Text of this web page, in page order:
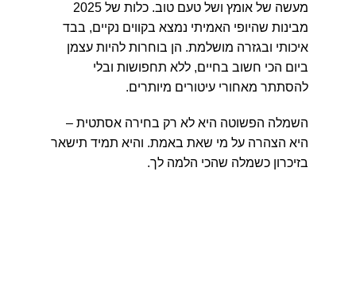
מעשה של אומץ ושל טעם טוב. כלות של 2025
מבינות שהיופי האמיתי נמצא בקווים נקיים, בבד
איכותי ובגזרה מושלמת. הן בוחרות להיות עצמן
ביום הכי חשוב בחיים, ללא תחפושות ובלי
להסתתר מאחורי עיטורים מיותרים.
השמלה הפשוטה היא לא רק בחירה אסתטית –
היא הצהרה על מי שאת באמת. והיא תמיד תישאר
בזיכרון כשמלה שהכי הלמה לך.